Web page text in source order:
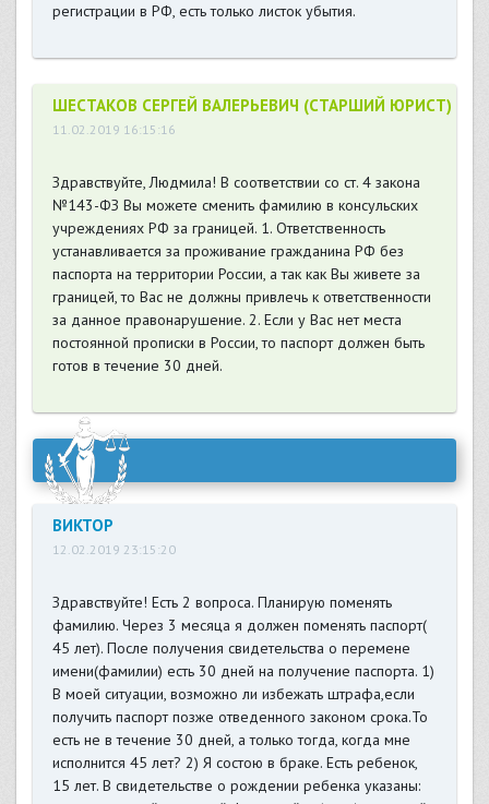
регистрации в РФ, есть только листок убытия.
ШЕСТАКОВ СЕРГЕЙ ВАЛЕРЬЕВИЧ (СТАРШИЙ ЮРИСТ)
11.02.2019 16:15:16
Здравствуйте, Людмила! В соответствии со ст. 4 закона
№143-ФЗ Вы можете сменить фамилию в консульских
учреждениях РФ за границей. 1. Ответственность
устанавливается за проживание гражданина РФ без
паспорта на территории России, а так как Вы живете за
границей, то Вас не должны привлечь к ответственности
за данное правонарушение. 2. Если у Вас нет места
постоянной прописки в России, то паспорт должен быть
готов в течение 30 дней.
ВИКТОР
12.02.2019 23:15:20
Здравствуйте! Есть 2 вопроса. Планирую поменять
фамилию. Через 3 месяца я должен поменять паспорт(
45 лет). После получения свидетельства о перемене
имени(фамилии) есть 30 дней на получение паспорта. 1)
В моей ситуации, возможно ли избежать штрафа,если
получить паспорт позже отведенного законом срока.То
есть не в течение 30 дней, а только тогда, когда мне
исполнится 45 лет? 2) Я состою в браке. Есть ребенок,
15 лет. В свидетельстве о рождении ребенка указаны: